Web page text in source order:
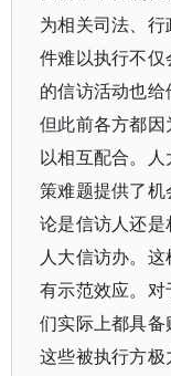
为相关司法、
件难以执行不
的信访活动也给
但此前各方都
以相互配合。
策难题提供了
论是信访人还
人大信访办。
有示范效应。
们实际上都具备
这些被执行方